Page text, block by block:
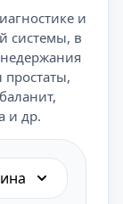
и
системы, в
и др.